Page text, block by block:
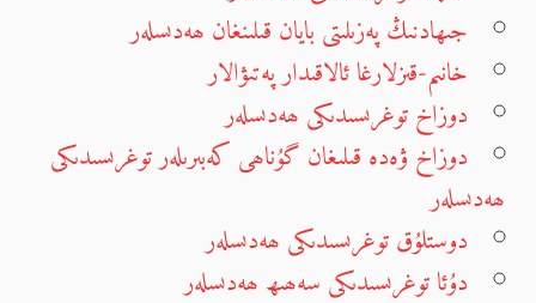
جىھادنىڭ پەزىلىتى بايان قىلىنغان ھەدىسلەر
خانىم-قىزلارغا ئالاقىدار پەتىۋالار
دوزاخ توغرىسىدىكى ھەدىسلەر
دوزاخ ۋەدە قىلىغان گۇناھى كەبىرىلەر توغرىسىدىكى
ھەدىسلەر
دوستلۇق توغرىسىدىكى ھەدىسلەر
دۇئا توغرىسىدىكى سەھىھ ھەدىسلەر